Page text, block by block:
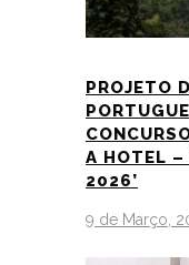
PROJETO
A HOTEL –
2026’
9 de Março,